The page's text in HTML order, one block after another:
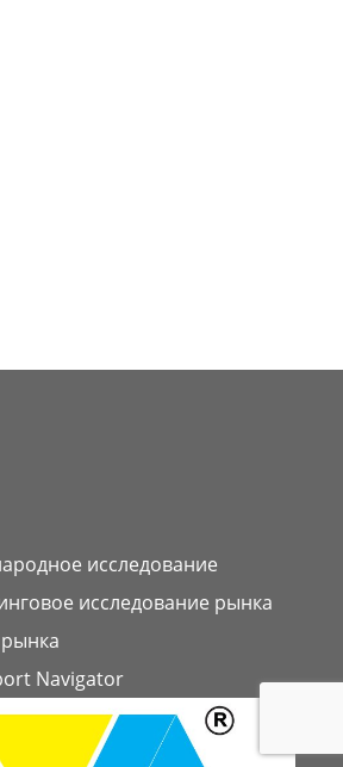
исследование
исследование рынка
Navigator